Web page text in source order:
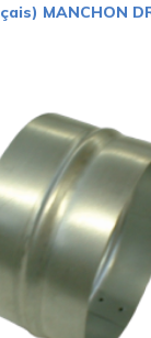
MANCHON